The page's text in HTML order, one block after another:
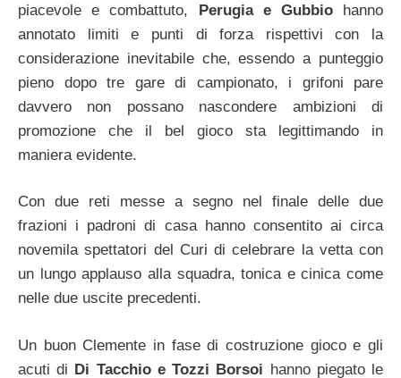
piacevole e combattuto, Perugia e Gubbiohanno
annotato limiti e punti di forza rispettivi con la
considerazione inevitabile che, essendo a punteggio
pieno dopo tre gare di campionato, i grifoni pare
davvero non possano nascondere ambizioni di
promozione che il bel gioco sta legittimando in
maniera evidente.
Con due reti messe a segno nel finale delle due
frazioni i padroni di casa hanno consentito ai circa
novemila spettatori del Curi di celebrare la vetta con
un lungo applauso alla squadra, tonica e cinica come
nelle due uscite precedenti.
Un buon Clemente in fase di costruzione gioco e gli
acuti di Di Tacchio e Tozzi Borsoi hanno piegato le